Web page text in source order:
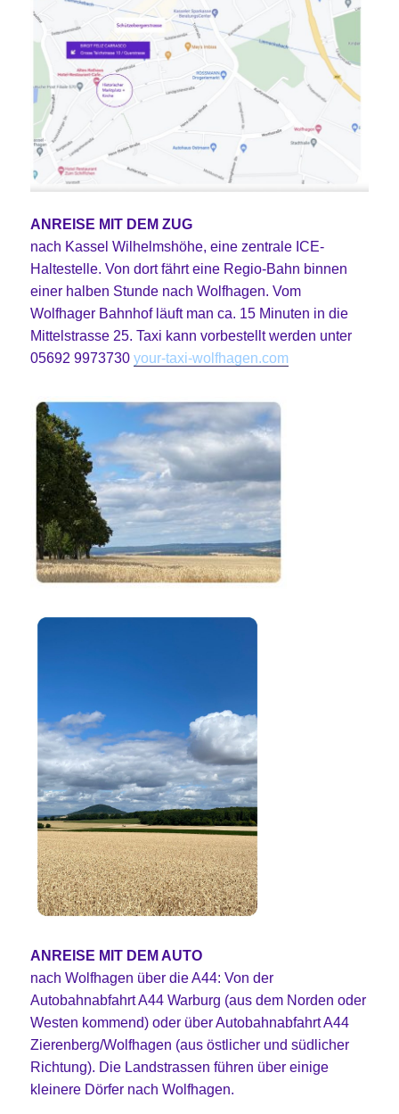
ANREISE MIT DEM ZUG
nach Kassel Wilhelmshöhe, eine zentrale ICE-
Haltestelle. Von dort fährt eine Regio-Bahn binnen
einer halben Stunde nach Wolfhagen. Vom
Wolfhager Bahnhof läuft man ca. 15 Minuten in die
Mittelstrasse 25. Taxi kann vorbestellt werden unter
05692 9973730your-taxi-wolfhagen.com
ANREISE MIT DEM AUTO
nach Wolfhagen über die A44: Von der
Autobahnabfahrt A44 Warburg (aus dem Norden oder
Westen kommend) oder über Autobahnabfahrt A44
Zierenberg/Wolfhagen (aus östlicher und südlicher
Richtung). Die Landstrassen führen über einige
kleinere Dörfer nach Wolfhagen.